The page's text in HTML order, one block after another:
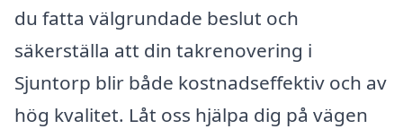
du fatta välgrundade beslut och
säkerställa att din takrenovering i
Sjuntorp blir både kostnadseffektiv och av
hög kvalitet. Låt oss hjälpa dig på vägen